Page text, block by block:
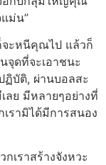
ม่น”
จะหนีคุณไป แล้วก็
จุดที่จะเอาชนะ
ฏิบัติ, ผ่านบอลสะ
ลย มีหลายๆอย่างที่
รามิได้มีการสนอง
เราสร้างจังหวะ